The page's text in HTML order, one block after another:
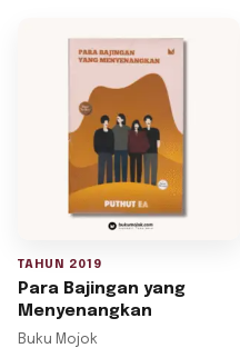
TAHUN 2019
Para Bajingan yang
Menyenangkan
Buku Mojok